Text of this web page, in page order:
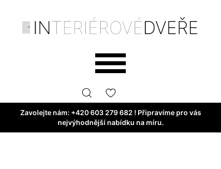
Zavolejte nám: +420 603 279 682 ! Připravíme pro vás
nejvýhodnější nabídku na míru.